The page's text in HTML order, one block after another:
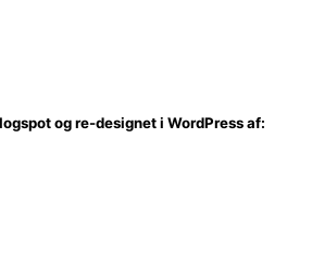
og re-designet i WordPress af: